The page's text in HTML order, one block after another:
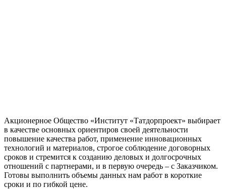
Акционерное Общество «Институт «Татдорпроект» выбирает
в качестве основных ориентиров своей деятельности
повышение качества работ, применение инновационных
технологий и материалов, строгое соблюдение договорных
сроков и стремится к созданию деловых и долгосрочных
отношений с партнерами, и в первую очередь – с Заказчиком.
Готовы выполнить объемы данных нам работ в короткие
сроки и по гибкой цене.